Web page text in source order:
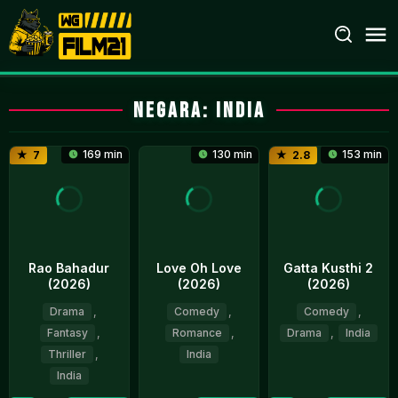
Loncat
ke
konten
Negara: India
7 169 min
Rao Bahadur
(2026)
Drama
,
Fantasy
,
Thriller
,
India
130 min
Love Oh Love
(2026)
Comedy
,
Romance
,
India
2.8 153 min
Gatta Kusthi 2
(2026)
Comedy
,
Drama
, India